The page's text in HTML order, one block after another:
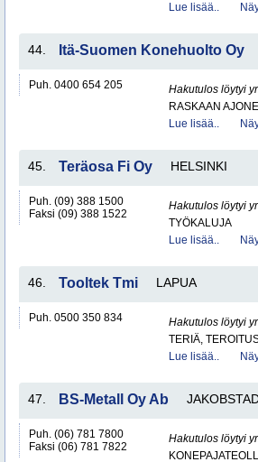
Lue lisää..
44. Itä-Suomen Konehuolto Oy
Puh. 0400 654 205
Hakutulos löytyi
RASKAAN
Lue lisää..
45. Teräosa Fi Oy HELSINKI
Puh. (09) 388 1500
Faksi (09) 388 1522
Hakutulos löytyi
TYÖKALUJA
Lue lisää..
46. Tooltek Tmi LAPUA
Puh. 0500 350 834
Hakutulos löytyi
TERIÄ,
Lue lisää..
47. BS-Metall Oy Ab
Puh. (06) 781 7800
Faksi (06) 781 7822
Hakutulos löytyi